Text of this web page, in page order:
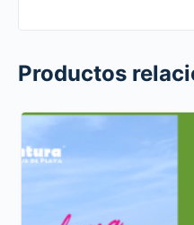
quantity
Productos